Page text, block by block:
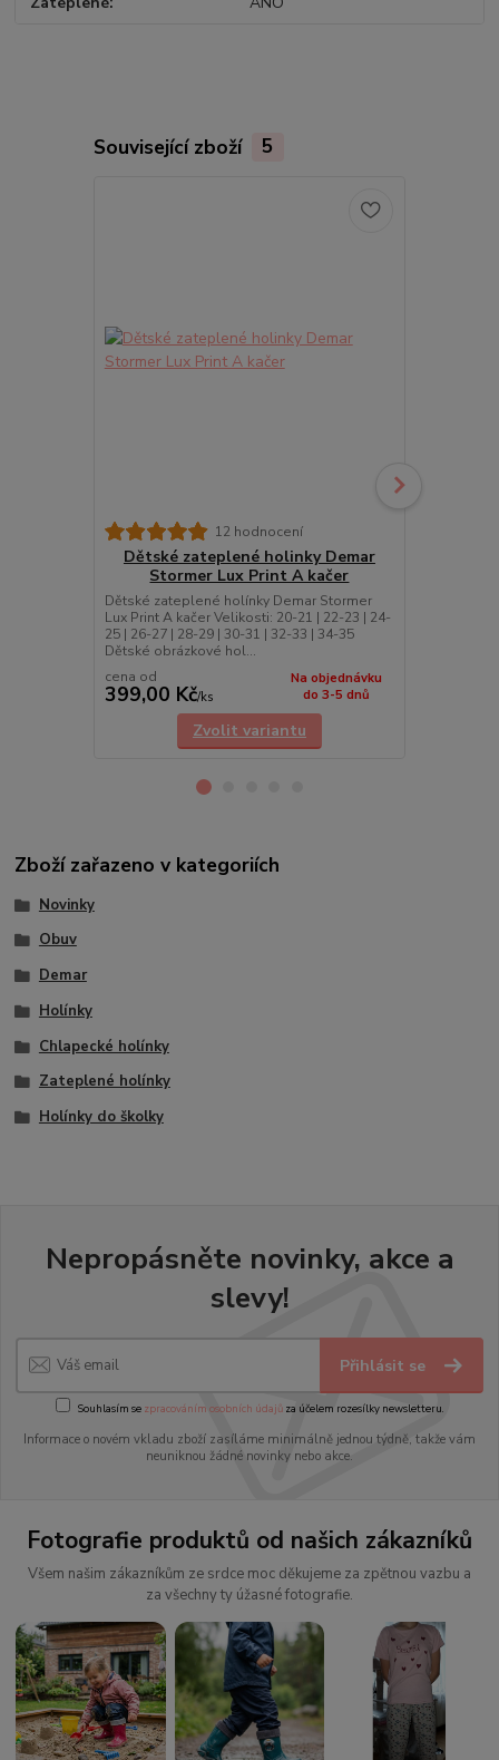
Související zboží 5
12 hodnocení
Dětské zateplené holinky Demar
Stormer Lux Print A kačer
Dětské zateplené holínky Demar Stormer
Lux Print A kačer Velikosti: 20-21 | 22-23 | 24-
25 | 26-27 | 28-29 | 30-31 | 32-33 | 34-35
Dětské obrázkové hol...
cena od
399,00 Kč/ks
Na objednávku
do 3-5 dnů
Zvolit variantu
Zboží zařazeno v kategoriích
Novinky
Obuv
Demar
Holínky
Chlapecké holínky
Zateplené holínky
Holínky do školky
Nepropásněte novinky, akce a
slevy!
Přihlásit se
Souhlasím se zpracováním osobních údajůza účelem rozesílky newsletteru.
Informace o novém vkladu zboží zasíláme minimálně jednou týdně, takže vám
neuniknou žádné novinky nebo akce.
Fotografie produktů od našich zákazníků
Všem našim zákazníkům ze srdce moc děkujeme za zpětnou vazbu a
za všechny ty úžasné fotografie.